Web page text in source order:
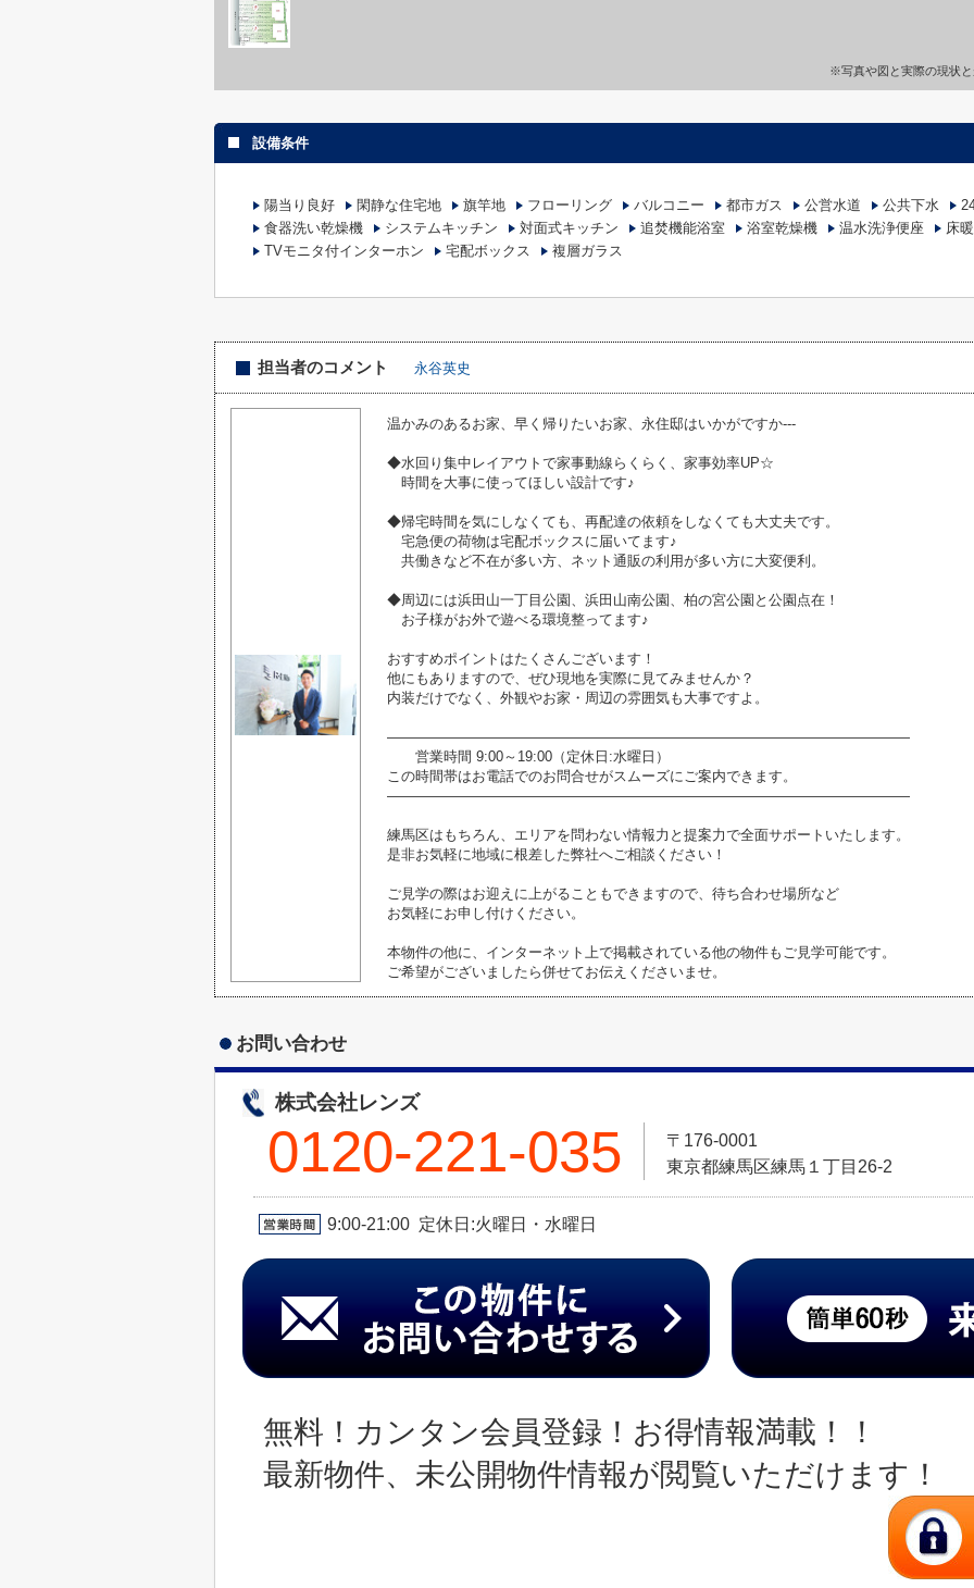
※写真や図と実際の現状
設備条件
陽当り良好 閑静な住宅地 旗竿地 フローリング バルコニー 都市ガス 公営水道 公共下水
食器洗い乾燥機
システムキッチン 対面式キッチン 追焚機能浴室 浴室乾燥機 温水洗浄便座
床
TVモニタ付インターホン
宅配ボックス 複層ガラス
担当者のコメント 永谷英史
温かみのあるお家、早く帰りたいお家、永住邸はいかがですか---
◆水回り集中レイアウトで家事動線らくらく、家事効率UP☆
時間を大事に使ってほしい設計です♪
◆帰宅時間を気にしなくても、再配達の依頼をしなくても大丈夫です。
宅急便の荷物は宅配ボックスに届いてます♪
共働きなど不在が多い方、ネット通販の利用が多い方に大変便利。
◆周辺には浜田山一丁目公園、浜田山南公園、柏の宮公園と公園点在！
お子様がお外で遊べる環境整ってます♪
おすすめポイントはたくさんございます！
他にもありますので、ぜひ現地を実際に見てみませんか？
内装だけでなく、外観やお家・周辺の雰囲気も大事ですよ。
―――――――――――――――――――――――――――――――――――――
営業時間 9:00～19:00（定休日:水曜日）
この時間帯はお電話でのお問合せがスムーズにご案内できます。
―――――――――――――――――――――――――――――――――――――
練馬区はもちろん、エリアを問わない情報力と提案力で全面サポートいたします。
是非お気軽に地域に根差した弊社へご相談ください！
ご見学の際はお迎えに上がることもできますので、待ち合わせ場所など
お気軽にお申し付けください。
本物件の他に、インターネット上で掲載されている他の物件もご見学可能です。
ご希望がございましたら併せてお伝えくださいませ。
お問い合わせ
株式会社レンズ
0120-221-035
〒176-0001
東京都練馬区練馬１丁目26-2
9:00-21:00 定休日:火曜日・水曜日
無料！カンタン会員登録！お得情報満載！！
最新物件、未公開物件情報が閲覧いただけます！